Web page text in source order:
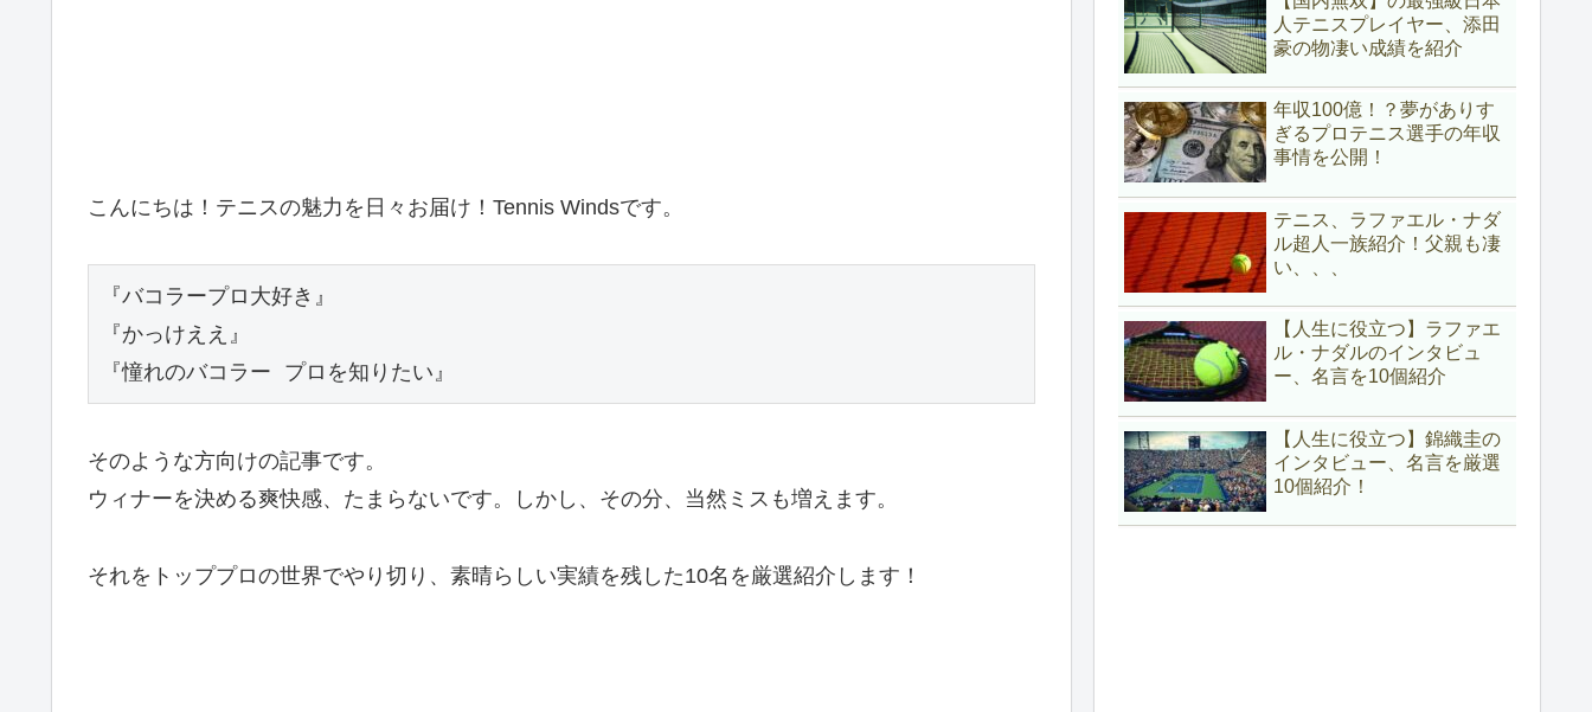
こんにちは！テニスの魅力を日々お届け！Tennis Windsです。
『バコラープロ大好き』
『かっけええ』
『憧れのバコラー プロを知りたい』
そのような方向けの記事です。
ウィナーを決める爽快感、たまらないです。しかし、その分、当然ミスも増えます。
それをトッププロの世界でやり切り、素晴らしい実績を残した10名を厳選紹介します！
人テニスプレイヤー、添田
豪の物凄い成績を紹介
年収100億！？夢がありす
ぎるプロテニス選手の年収
事情を公開！
テニス、ラファエル・ナダ
ル超人一族紹介！父親も凄
い、、、
【人生に役立つ】ラファエ
ル・ナダルのインタビュ
ー、名言を10個紹介
【人生に役立つ】錦織圭の
インタビュー、名言を厳選
10個紹介！